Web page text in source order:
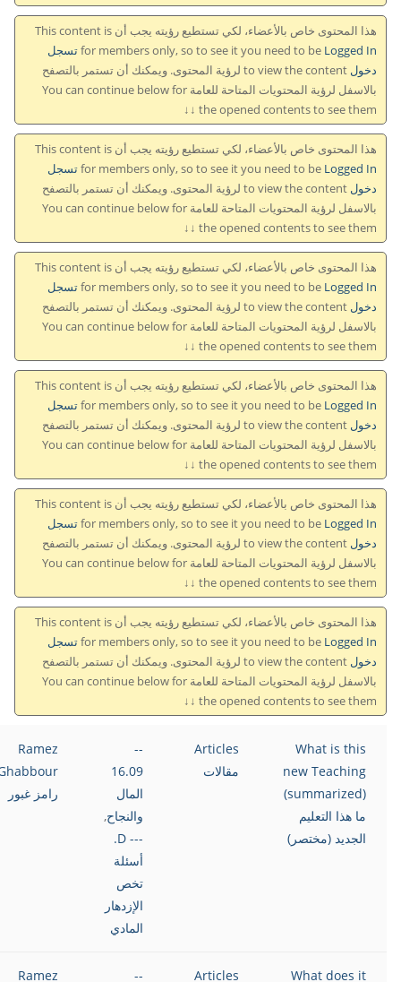
هذا المحتوى خاص بالأعضاء، لكي تستطيع رؤيته يجب أن This content is
for members only, so to see it you need to beLogged In تسجل
دخول
to view the content لرؤية المحتوى. ويمكنك أن تستمر بالتصفح
بالاسفل لرؤية المحتويات المتاحة للعامة You can continue below for
the opened contents to see them ↓↓
هذا المحتوى خاص بالأعضاء، لكي تستطيع رؤيته يجب أن This content is
for members only, so to see it you need to beLogged In تسجل
دخول
to view the content لرؤية المحتوى. ويمكنك أن تستمر بالتصفح
بالاسفل لرؤية المحتويات المتاحة للعامة You can continue below for
the opened contents to see them ↓↓
هذا المحتوى خاص بالأعضاء، لكي تستطيع رؤيته يجب أن This content is
for members only, so to see it you need to beLogged In تسجل
دخول
to view the content لرؤية المحتوى. ويمكنك أن تستمر بالتصفح
بالاسفل لرؤية المحتويات المتاحة للعامة You can continue below for
the opened contents to see them ↓↓
هذا المحتوى خاص بالأعضاء، لكي تستطيع رؤيته يجب أن This content is
for members only, so to see it you need to beLogged In تسجل
دخول
to view the content لرؤية المحتوى. ويمكنك أن تستمر بالتصفح
بالاسفل لرؤية المحتويات المتاحة للعامة You can continue below for
the opened contents to see them ↓↓
هذا المحتوى خاص بالأعضاء، لكي تستطيع رؤيته يجب أن This content is
for members only, so to see it you need to beLogged In تسجل
دخول
to view the content لرؤية المحتوى. ويمكنك أن تستمر بالتصفح
بالاسفل لرؤية المحتويات المتاحة للعامة You can continue below for
the opened contents to see them ↓↓
هذا المحتوى خاص بالأعضاء، لكي تستطيع رؤيته يجب أن This content is
for members only, so to see it you need to beLogged In تسجل
دخول
to view the content لرؤية المحتوى. ويمكنك أن تستمر بالتصفح
بالاسفل لرؤية المحتويات المتاحة للعامة You can continue below for
the opened contents to see them ↓↓
What is this
new Teaching
(summarized)
ما هذا التعليم
الجديد (مختصر)
Articles
مقالات
--
16.09
المال
والنجاح,
--- D.
أسئلة
تخص
الإزدهار
المادي
Ramez
رامز غبور
What does it
Articles
--
Ramez